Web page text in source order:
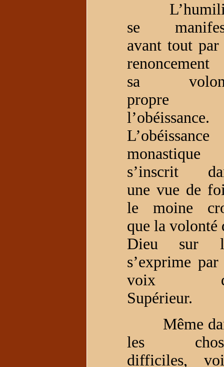
se
avant tout
sa
propre
l’obéissance.
L’obéissance
monastique
s’inscrit
une vue de
le moine
que la volonté
Dieu sur
s’exprime
voix
Supérieur.
Même
les
difficiles,